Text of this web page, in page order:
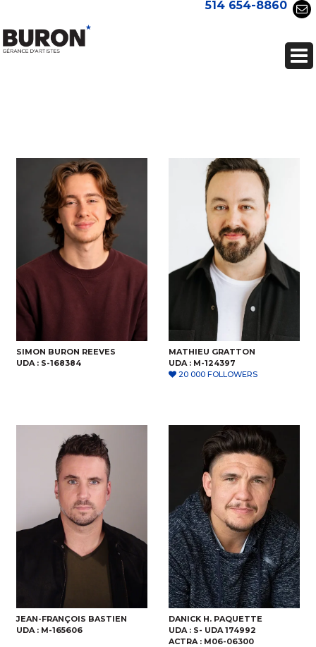
514 654-8860
SIMON BURON REEVES
UDA : S-168384
MATHIEU GRATTON
UDA : M-124397
20 000 FOLLOWERS
JEAN-FRANÇOIS BASTIEN
UDA : M-165606
DANICK H. PAQUETTE
UDA : S- UDA 174992
ACTRA : M06-06300